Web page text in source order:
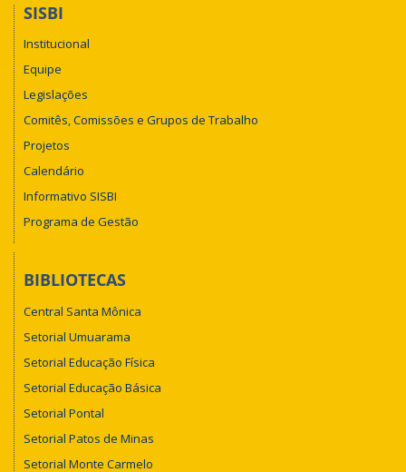
SISBI
Institucional
Equipe
Legislações
Comitês, Comissões e Grupos de Trabalho
Projetos
Calendário
Informativo SISBI
Programa de Gestão
BIBLIOTECAS
Central Santa Mônica
Setorial Umuarama
Setorial Educação Física
Setorial Educação Básica
Setorial Pontal
Setorial Patos de Minas
Setorial Monte Carmelo